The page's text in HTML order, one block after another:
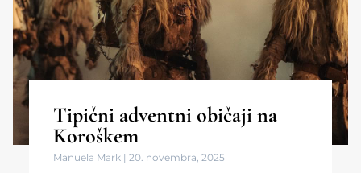
Tipični adventni običaji na
Koroškem
Manuela Mark 20. novembra, 2025